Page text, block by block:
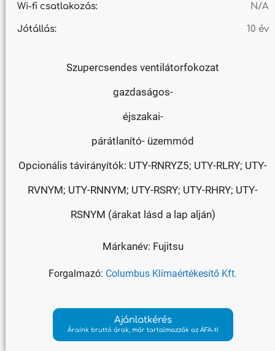
Wi-fi csatlakozás: N/A
Jótállás: 10 év
Szupercsendes ventilátorfokozat
gazdaságos-
éjszakai-
párátlanító- üzemmód
Opcionális távirányítók: UTY-RNRYZ5; UTY-RLRY; UTY-
RVNYM; UTY-RNNYM; UTY-RSRY; UTY-RHRY; UTY-
RSNYM (árakat lásd a lap alján)
Márkanév: Fujitsu
Forgalmazó: Columbus Klímaértékesítő Kft.
Ajánlatkérés
Áraink bruttó árak, már tartalmazzák az ÁFA-t!